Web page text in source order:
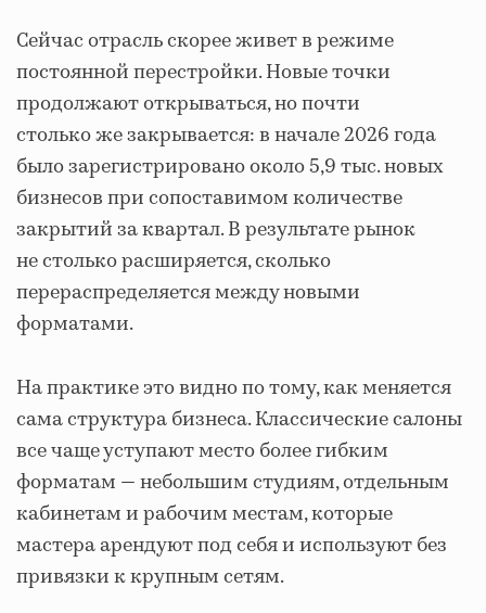
Сейчас отрасль скорее живет в режиме
постоянной перестройки. Новые точки
продолжают открываться, но почти
столько же закрывается: в начале 2026 года
было зарегистрировано около 5,9 тыс. новых
бизнесов при сопоставимом количестве
закрытий за квартал. В результате рынок
не столько расширяется, сколько
перераспределяется между новыми
форматами.
На практике это видно по тому, как меняется
сама структура бизнеса. Классические салоны
все чаще уступают место более гибким
форматам — небольшим студиям, отдельным
кабинетам и рабочим местам, которые
мастера арендуют под себя и используют без
привязки к крупным сетям.